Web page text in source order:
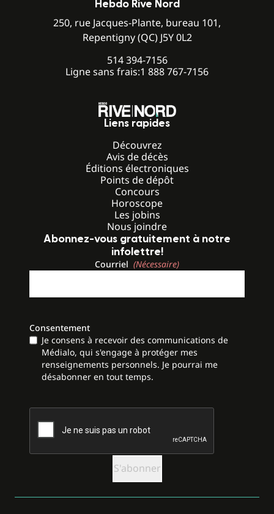
Hebdo Rive Nord
250, rue Jacques-Plante, bureau 101,
Repentigny (QC) J5Y 0L2
514 394-7156
Ligne sans frais:1 888 767-7156
Liens rapides
Découvrez
Avis de décès
Éditions électroniques
Points de dépôt
Concours
Horoscope
Les jobins
Nous joindre
Abonnez-vous gratuitement à notre
infolettre!
Courriel (Nécessaire)
Consentement
Je consens à recevoir des communications de
Médialo, qui s'engage à protéger mes
renseignements personnels. Je pourrai me
désabonner en tout temps.
CAPTCHA